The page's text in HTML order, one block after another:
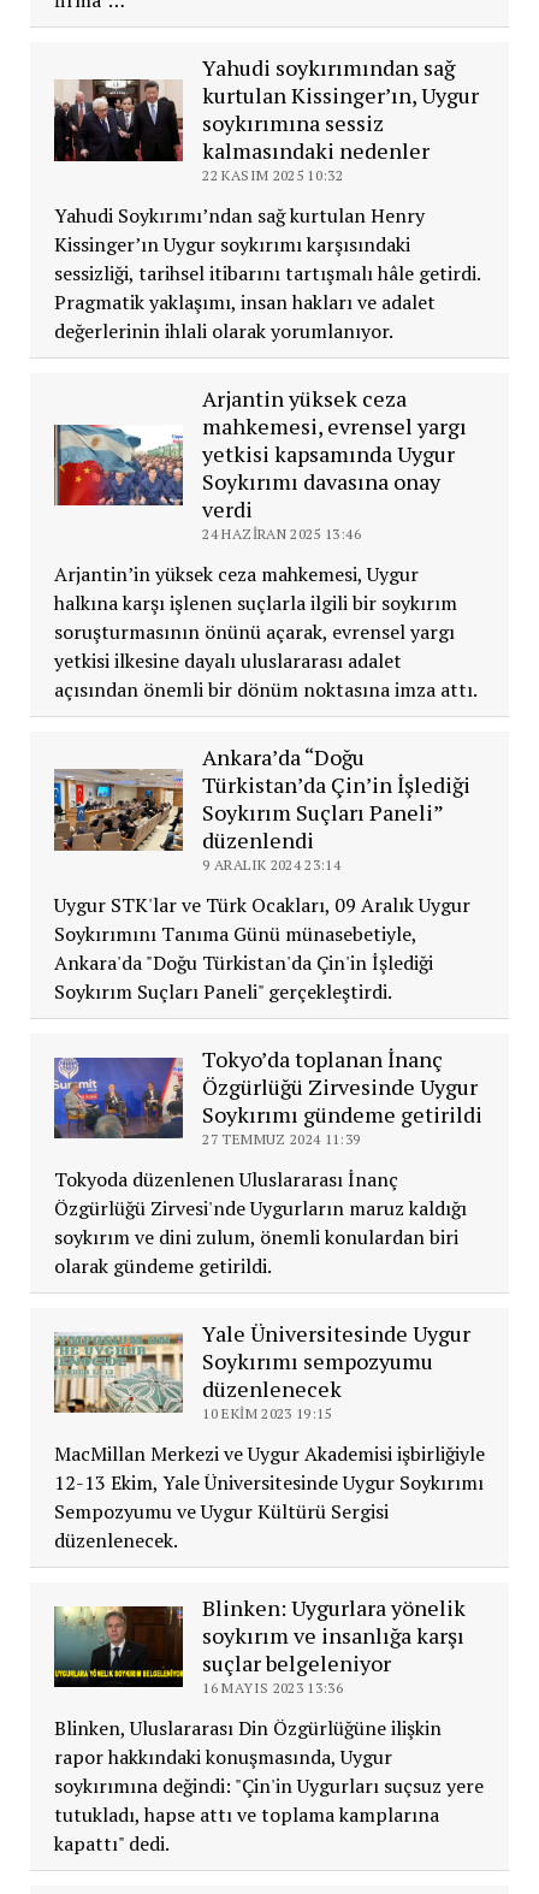
Yahudi soykırımından sağ
kurtulan Kissinger’ın, Uygur
soykırımına sessiz
kalmasındaki nedenler
22 KASIM 2025 10:32
Yahudi Soykırımı’ndan sağ kurtulan Henry
Kissinger’ın Uygur soykırımı karşısındaki
sessizliği, tarihsel itibarını tartışmalı hâle getirdi.
Pragmatik yaklaşımı, insan hakları ve adalet
değerlerinin ihlali olarak yorumlanıyor.
Arjantin yüksek ceza
mahkemesi, evrensel yargı
yetkisi kapsamında Uygur
Soykırımı davasına onay
verdi
24 HAZIRAN 2025 13:46
Arjantin’in yüksek ceza mahkemesi, Uygur
halkına karşı işlenen suçlarla ilgili bir soykırım
soruşturmasının önünü açarak, evrensel yargı
yetkisi ilkesine dayalı uluslararası adalet
açısından önemli bir dönüm noktasına imza attı.
Ankara’da “Doğu
Türkistan’da Çin’in İşlediği
Soykırım Suçları Paneli”
düzenlendi
9 ARALIK 2024 23:14
Uygur STK'lar ve Türk Ocakları, 09 Aralık Uygur
Soykırımını Tanıma Günü münasebetiyle,
Ankara'da "Doğu Türkistan'da Çin'in İşlediği
Soykırım Suçları Paneli" gerçekleştirdi.
Tokyo’da toplanan İnanç
Özgürlüğü Zirvesinde Uygur
Soykırımı gündeme getirildi
27 TEMMUZ 2024 11:39
Tokyoda düzenlenen Uluslararası İnanç
Özgürlüğü Zirvesi'nde Uygurların maruz kaldığı
soykırım ve dini zulum, önemli konulardan biri
olarak gündeme getirildi.
Yale Üniversitesinde Uygur
Soykırımı sempozyumu
düzenlenecek
10 EKIM 2023 19:15
MacMillan Merkezi ve Uygur Akademisi işbirliğiyle
12-13 Ekim, Yale Üniversitesinde Uygur Soykırımı
Sempozyumu ve Uygur Kültürü Sergisi
düzenlenecek.
Blinken: Uygurlara yönelik
soykırım ve insanlığa karşı
suçlar belgeleniyor
16 MAYIS 2023 13:36
Blinken, Uluslararası Din Özgürlüğüne ilişkin
rapor hakkındaki konuşmasında, Uygur
soykırımına değindi: "Çin'in Uygurları suçsuz yere
tutukladı, hapse attı ve toplama kamplarına
kapattı" dedi.